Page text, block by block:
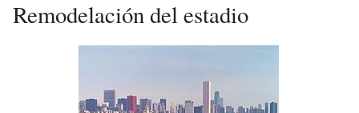
Remodelación del estadio